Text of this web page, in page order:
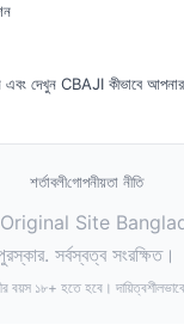
দেখুন CBAJI কীভাবে
শর্তাবলীগোপনীয়তা নীতি
Site
সর্বস্বত্ব সংরক্ষিত।
বয়স ১৮+ হতে হবে।